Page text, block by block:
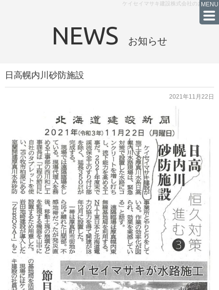
ケイセイマサキ建設株式会社のお知らせ
NEWS お知らせ
日高幌内川砂防施設
2021年11月22日